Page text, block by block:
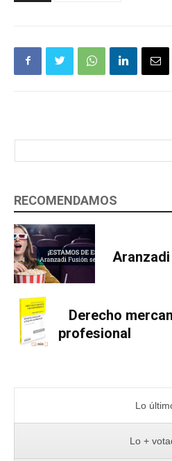
RECOMENDAMOS
Derecho
profesional
Lo
Lo +